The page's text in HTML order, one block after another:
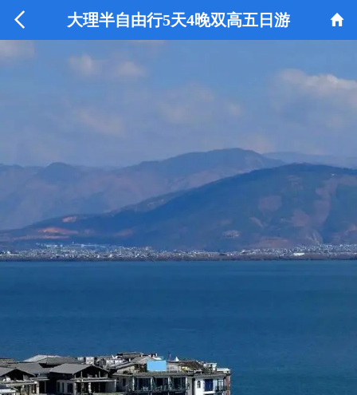
 大理半自由行5天4晚双高五日游 